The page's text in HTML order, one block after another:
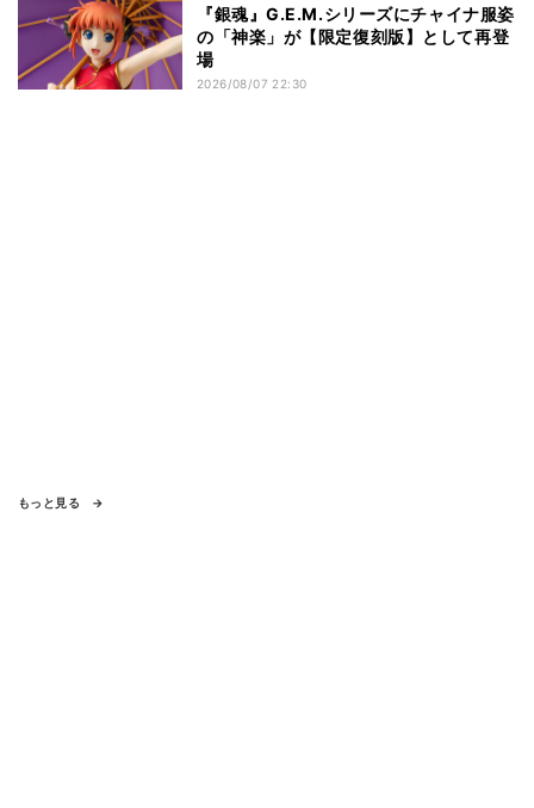
『銀魂』G.E.M.シリーズにチャイナ服姿
の「神楽」が【限定復刻版】として再登
場
2026/08/07 22:30
もっと見る